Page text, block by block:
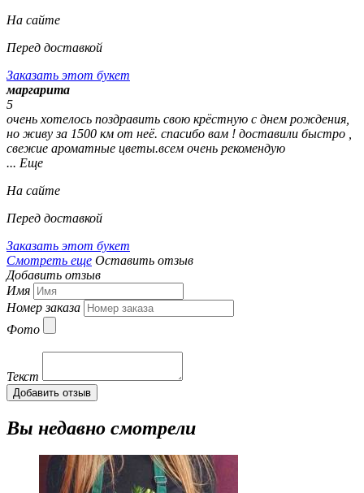
На сайте
Перед доставкой
Заказать этот букет
маргарита
5
очень хотелось поздравить свою крёстную с днем рождения,
но живу за 1500 км от неё. спасибо вам ! доставили быстро ,
свежие ароматные цветы.всем очень рекомендую
... Еще
На сайте
Перед доставкой
Заказать этот букет
Смотреть еще Оставить отзыв
Добавить отзыв
Имя
Номер заказа
Фото
Текст
Добавить отзыв
Вы недавно смотрели